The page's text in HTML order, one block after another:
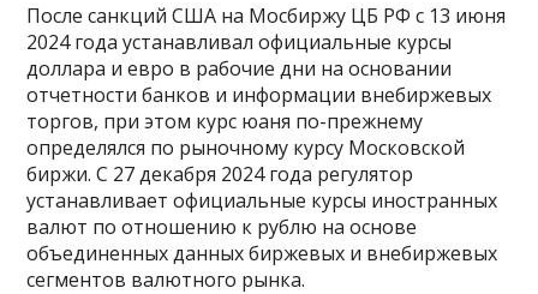
После санкций США на Мосбиржу ЦБ РФ с 13 июня
2024 года устанавливал официальные курсы
доллара и евро в рабочие дни на основании
отчетности банков и информации внебиржевых
торгов, при этом курс юаня по-прежнему
определялся по рыночному курсу Московской
биржи. С 27 декабря 2024 года регулятор
устанавливает официальные курсы иностранных
валют по отношению к рублю на основе
объединенных данных биржевых и внебиржевых
сегментов валютного рынка.